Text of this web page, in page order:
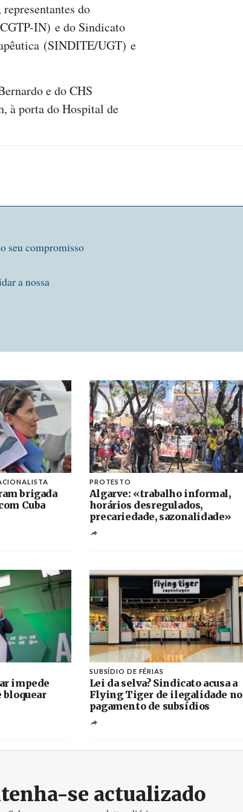
do
IN) e do Sindicato
(SINDITE/UGT) e
e do CHS
à porta do Hospital de
seu compromisso
a nossa
brigada
Cuba
PROTESTO
Algarve: «trabalho informal,
horários desregulados,
precariedade, sazonalidade»
impede
bloquear
SUBSÍDIO DE FÉRIAS
Lei da selva? Sindicato acusa a
Flying Tiger de ilegalidade no
pagamento de subsídios
se actualizado